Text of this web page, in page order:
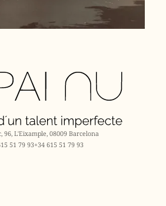
96, L'Eixample, 08009 Barcelona
51 79 93+34 615 51 79 93